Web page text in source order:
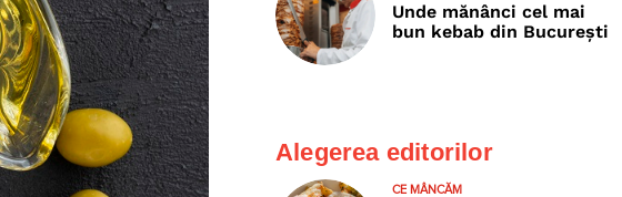
Unde mănânci cel mai
bun kebab din București
Alegerea editorilor
CE MÂNCĂM